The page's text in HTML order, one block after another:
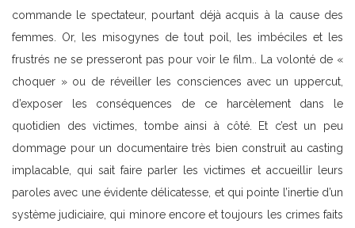
commande le spectateur, pourtant déjà acquis à la cause des
femmes. Or, les misogynes de tout poil, les imbéciles et les
frustrés ne se presseront pas pour voir le film.. La volonté de «
choquer » ou de réveiller les consciences avec un uppercut,
d’exposer les conséquences de ce harcèlement dans le
quotidien des victimes, tombe ainsi à côté. Et c’est un peu
dommage pour un documentaire très bien construit au casting
implacable, qui sait faire parler les victimes et accueillir leurs
paroles avec une évidente délicatesse, et qui pointe l’inertie d’un
système judiciaire, qui minore encore et toujours les crimes faits